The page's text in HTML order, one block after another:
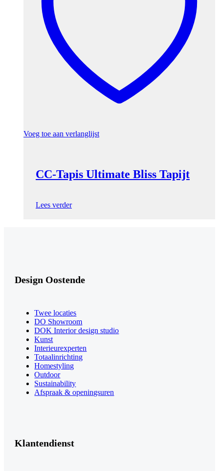
Voeg toe aan verlanglijst
CC-Tapis Ultimate Bliss Tapijt
Lees verder
Design Oostende
Twee locaties
DO Showroom
DOK Interior design studio
Kunst
Interieurexperten
Totaalinrichting
Homestyling
Outdoor
Sustainability
Afspraak & openingsuren
Klantendienst